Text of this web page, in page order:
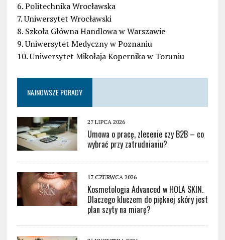
6. Politechnika Wrocławska
7. Uniwersytet Wrocławski
8. Szkoła Główna Handlowa w Warszawie
9. Uniwersytet Medyczny w Poznaniu
10. Uniwersytet Mikołaja Kopernika w Toruniu
NAJNOWSZE PORADY
27 LIPCA 2026
Umowa o pracę, zlecenie czy B2B – co
wybrać przy zatrudnianiu?
17 CZERWCA 2026
Kosmetologia Advanced w HOLA SKIN.
Dlaczego kluczem do pięknej skóry jest
plan szyty na miarę?